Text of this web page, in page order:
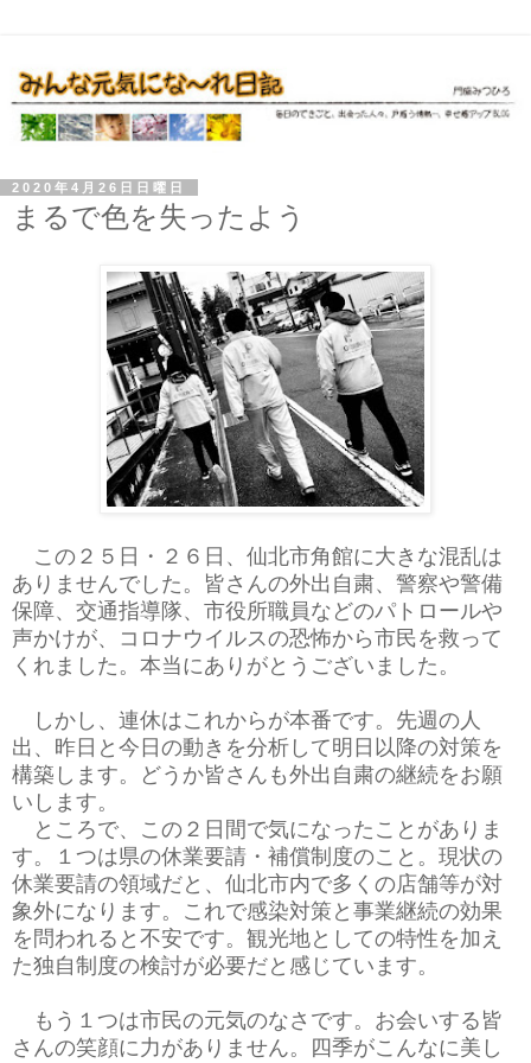
2020年4月26日日曜日
まるで色を失ったよう
この２５日・２６日、仙北市角館に大きな混乱は
ありませんでした。皆さんの外出自粛、警察や警備
保障、交通指導隊、市役所職員などのパトロールや
声かけが、コロナウイルスの恐怖から市民を救って
くれました。本当にありがとうございました。
しかし、連休はこれからが本番です。先週の人
出、昨日と今日の動きを分析して明日以降の対策を
構築します。どうか皆さんも外出自粛の継続をお願
いします。
ところで、この２日間で気になったことがありま
す。１つは県の休業要請・補償制度のこと。現状の
休業要請の領域だと、仙北市内で多くの店舗等が対
象外になります。これで感染対策と事業継続の効果
を問われると不安です。観光地としての特性を加え
た独自制度の検討が必要だと感じています。
もう１つは市民の元気のなさです。お会いする皆
さんの笑顔に力がありません。四季がこんなに美し